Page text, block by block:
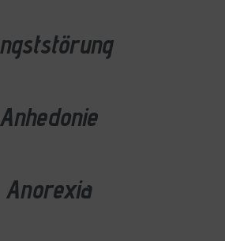
Anhedonie
Anorexia